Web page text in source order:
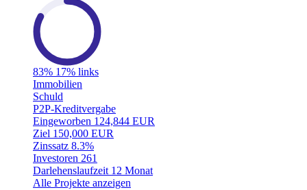
83% 17% links
Immobilien
Schuld
P2P-Kreditvergabe
Eingeworben 124,844 EUR
Ziel 150,000 EUR
Zinssatz 8.3%
Investoren 261
Darlehenslaufzeit 12 Monat
Alle Projekte anzeigen